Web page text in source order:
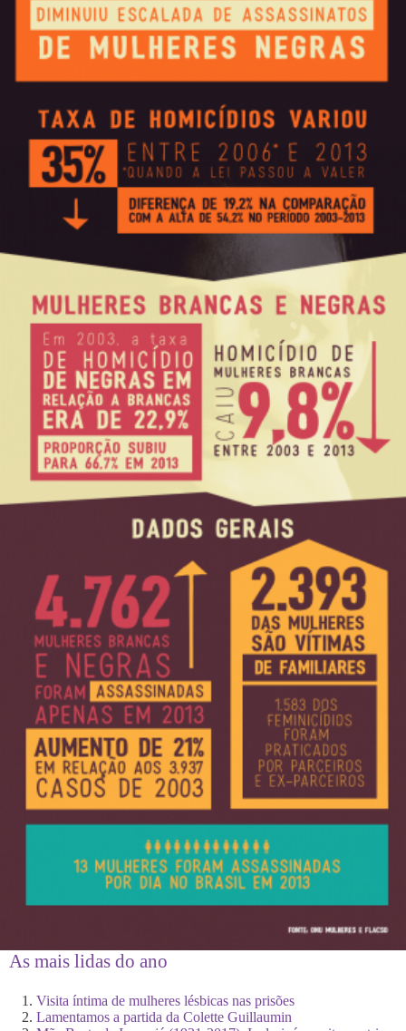
As mais lidas do ano
Visita íntima de mulheres lésbicas nas prisões
Lamentamos a partida da Colette Guillaumin